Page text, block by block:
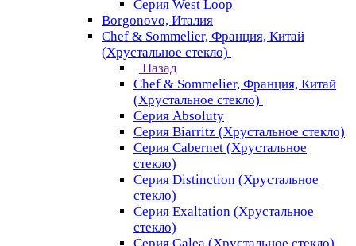
Серия West Loop
Borgonovo, Италия
Chef & Sommelier, Франция, Китай
(Хрустальное стекло)
Назад
Chef & Sommelier, Франция, Китай
(Хрустальное стекло)
Серия Absoluty
Серия Biarritz (Хрустальное стекло)
Серия Cabernet (Хрустальное
стекло)
Серия Distinction (Хрустальное
стекло)
Серия Exaltation (Хрустальное
стекло)